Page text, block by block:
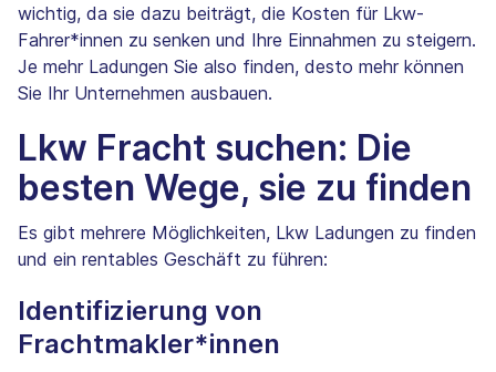
wichtig, da sie dazu beiträgt, die Kosten für Lkw-
Fahrer*innen zu senken und Ihre Einnahmen zu steigern.
Je mehr Ladungen Sie also finden, desto mehr können
Sie Ihr Unternehmen ausbauen.
Lkw Fracht suchen: Die
besten Wege, sie zu finden
Es gibt mehrere Möglichkeiten, Lkw Ladungen zu finden
und ein rentables Geschäft zu führen:
Identifizierung von
Frachtmakler*innen